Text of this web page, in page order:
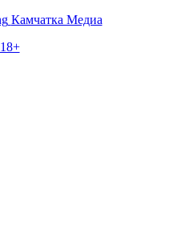
Камчатка Медиа
18+